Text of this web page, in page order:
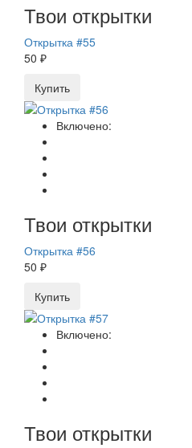
Твои открытки
Открытка #55
50 ₽
Купить
Включено:
Твои открытки
Открытка #56
50 ₽
Купить
Включено:
Твои открытки